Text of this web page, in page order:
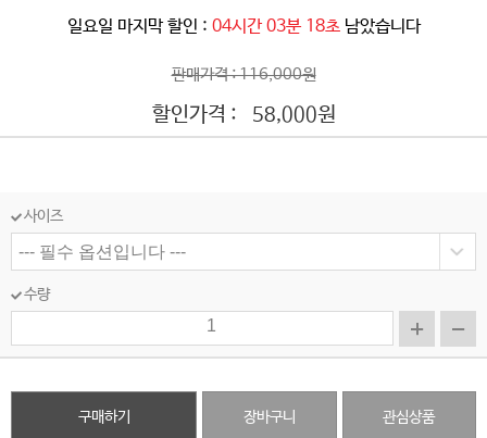
일요일 마지막 할인 : 04시간 03분 15초 남았습니다
판매가격 : 116,000원
할인가격 : 58,000원
사이즈
수량
구매하기 장바구니 관심상품